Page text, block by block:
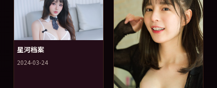
星河档案
2024-03-24